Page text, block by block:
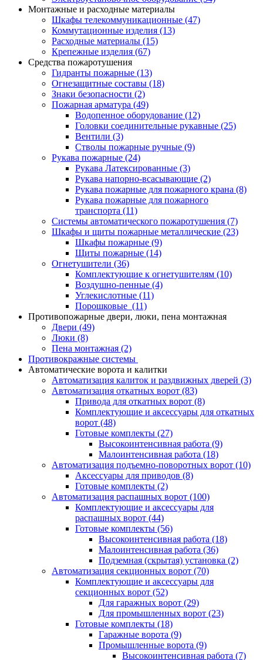
Монтажные и расходные материалы
Шкафы телекоммуникационные (47)
Коммутационные изделия (13)
Расходные материалы (15)
Крепежные изделия (67)
Средства пожаротушения
Гидранты пожарные (13)
Огнезащитные составы (18)
Знаки безопасности (2)
Пожарная арматура (49)
Водопенное оборудование (12)
Головки соединительные рукавные (25)
Вентили (3)
Стволы пожарные ручные (9)
Рукава пожарные (24)
Рукава Латексированные (3)
Рукава напорно-всасывающие (2)
Рукава пожарные для пожарного крана (8)
Рукава пожарные для пожарного
транспорта (11)
Системы автоматического пожаротушения (7)
Шкафы и щиты пожарные металлические (23)
Шкафы пожарные (9)
Щиты пожарные (14)
Огнетушители (36)
Комплектующие к огнетушителям (10)
Воздушно-пенные (4)
Углекислотные (11)
Порошковые (11)
Противопожарные двери, люки, пена монтажная
Двери (49)
Люки (8)
Пена монтажная (2)
Противокражные системы
Автоматические ворота и калитки
Автоматизация калиток и раздвижных дверей (3)
Автоматизация откатных ворот (83)
Привода для откатных ворот (8)
Комплектующие и аксессуары для откатных
ворот (48)
Готовые комплекты (27)
Высокоинтенсивная работа (9)
Малоинтенсивная работа (18)
Автоматизация подъемно-поворотных ворот (10)
Аксессуары для приводов (8)
Готовые комплекты (2)
Автоматизация распашных ворот (100)
Комплектующие и аксессуары для
распашных ворот (44)
Готовые комплекты (56)
Высокоинтенсивная работа (18)
Малоинтенсивная работа (36)
Подземная (скрытая) установка (2)
Автоматизация секционных ворот (70)
Комплектующие и аксессуары для
секционных ворот (52)
Для гаражных ворот (29)
Для промышленных ворот (23)
Готовые комплекты (18)
Гаражные ворота (9)
Промышленные ворота (9)
Высокоинтенсивная работа (7)